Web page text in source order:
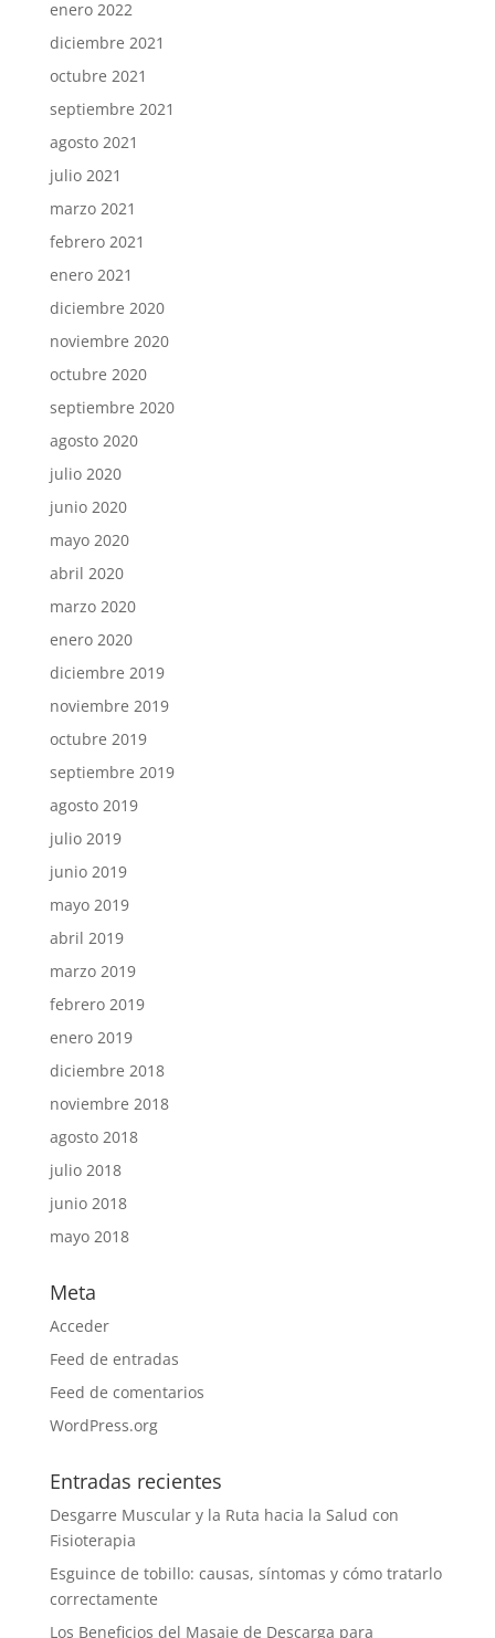
enero 2022
diciembre 2021
octubre 2021
septiembre 2021
agosto 2021
julio 2021
marzo 2021
febrero 2021
enero 2021
diciembre 2020
noviembre 2020
octubre 2020
septiembre 2020
agosto 2020
julio 2020
junio 2020
mayo 2020
abril 2020
marzo 2020
enero 2020
diciembre 2019
noviembre 2019
octubre 2019
septiembre 2019
agosto 2019
julio 2019
junio 2019
mayo 2019
abril 2019
marzo 2019
febrero 2019
enero 2019
diciembre 2018
noviembre 2018
agosto 2018
julio 2018
junio 2018
mayo 2018
Meta
Acceder
Feed de entradas
Feed de comentarios
WordPress.org
Entradas recientes
Desgarre Muscular y la Ruta hacia la Salud con
Fisioterapia
Esguince de tobillo: causas, síntomas y cómo tratarlo
correctamente
Los Beneficios del Masaje de Descarga para